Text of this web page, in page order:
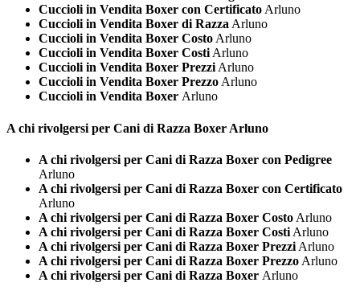
Cuccioli in Vendita Boxer con Certificato Arluno
Cuccioli in Vendita Boxer di Razza Arluno
Cuccioli in Vendita Boxer Costo Arluno
Cuccioli in Vendita Boxer Costi Arluno
Cuccioli in Vendita Boxer Prezzi Arluno
Cuccioli in Vendita Boxer Prezzo Arluno
Cuccioli in Vendita Boxer Arluno
A chi rivolgersi per Cani di Razza Boxer Arluno
A chi rivolgersi per Cani di Razza Boxer con Pedigree
Arluno
A chi rivolgersi per Cani di Razza Boxer con Certificato
Arluno
A chi rivolgersi per Cani di Razza Boxer Costo Arluno
A chi rivolgersi per Cani di Razza Boxer Costi Arluno
A chi rivolgersi per Cani di Razza Boxer Prezzi Arluno
A chi rivolgersi per Cani di Razza Boxer Prezzo Arluno
A chi rivolgersi per Cani di Razza Boxer Arluno